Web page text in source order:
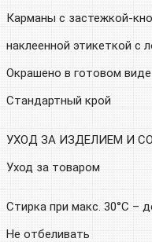
Карманы с застежкой-
наклеенной этикеткой с
Окрашено в готовом виде
Стандартный крой
УХОД ЗА ИЗДЕЛИЕМ И
Уход за товаром
Стирка при макс. 30°C –
Не отбеливать